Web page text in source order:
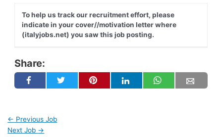
To help us track our recruitment effort, please
indicate in your cover//motivation letter where
(italyjobs.net) you saw this job posting.
Share:
← Previous Job
Next Job →